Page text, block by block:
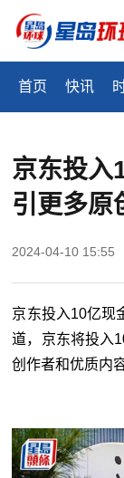
首页 快讯
京东投入
引更多原
2024-04-10 15:55
京东投入10亿现
道，京东将投入
创作者和优质内